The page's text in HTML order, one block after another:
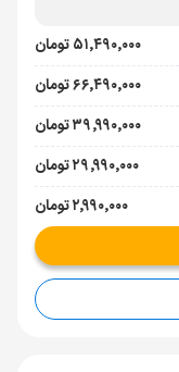
۵۱٬۴۹۰٬۰۰۰ تومان
۶۶٬۴۹۰٬۰۰۰ تومان
۳۹٬۹۹۰٬۰۰۰ تومان
۲۹٬۹۹۰٬۰۰۰ تومان
۲٬۹۹۰٬۰۰۰ تومان